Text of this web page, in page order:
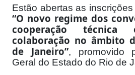
Estão abertas as
“O novo regime dos
cooperação
colaboração no âmbito
de Janeiro”, promovido
Geral do Estado do Rio de